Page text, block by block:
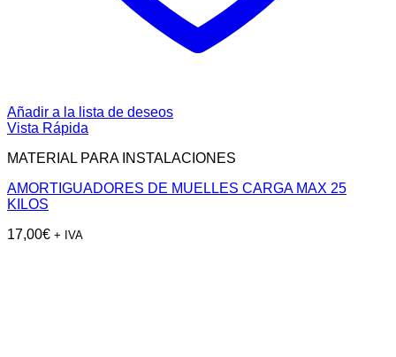
Añadir a la lista de deseos
Vista Rápida
MATERIAL PARA INSTALACIONES
AMORTIGUADORES DE MUELLES CARGA MAX 25
KILOS
17,00€ + IVA